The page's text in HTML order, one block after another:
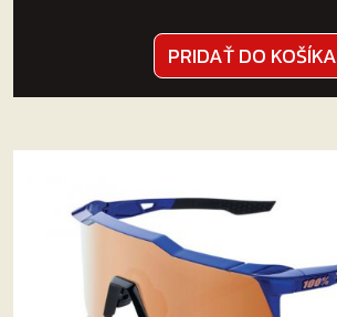
PRIDAŤ DO KOŠÍKA